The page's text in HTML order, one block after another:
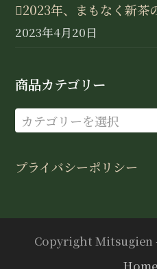
2023年、まもなく新茶
2023年4月20日
商品カテゴリー
カテゴリーを選択
プライバシーポリシー
Copyright Mitsugien